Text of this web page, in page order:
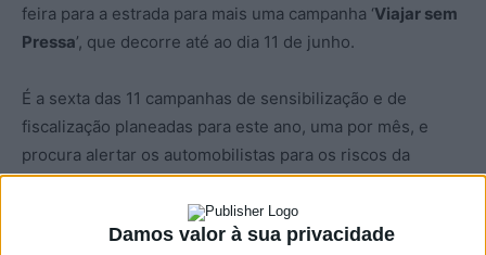
Damos valor à sua privacidade
feira para a estrada para mais uma campanha ‘Viajar sem
Pressa’, que decorre até ao dia 11 de junho.
É a sexta das 11 campanhas de sensibilização e de
fiscalização planeadas para este ano, uma por mês, e
procura alertar os automobilistas para os riscos da
condução em excesso de velocidade, uma das principais
causas da sinistralidade nas estradas portuguesas.